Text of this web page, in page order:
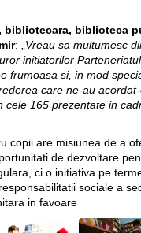
bibliotecara, biblioteca
: „ Vreau sa multumesc
initiatorilor
frumoasa si, in mod
care ne-au
cele 165 prezentate in
copii are misiunea de a
de dezvoltare
ci o initiativa pe
sociale a
in favoare